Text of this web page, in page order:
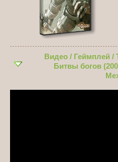
Видео / Геймплей /
Битвы богов